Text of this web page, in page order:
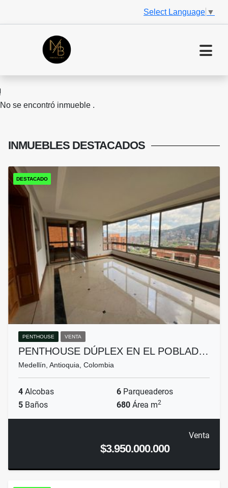
Select Language ▼
No se encontró inmueble .
INMUEBLES DESTACADOS
DESTACADO
PENTHOUSE VENTA
PENTHOUSE DÚPLEX EN EL POBLAD…
Medellín, Antioquia, Colombia
4 Alcobas 6 Parqueaderos
5 Baños 680 Área m2
Venta
$3.950.000.000